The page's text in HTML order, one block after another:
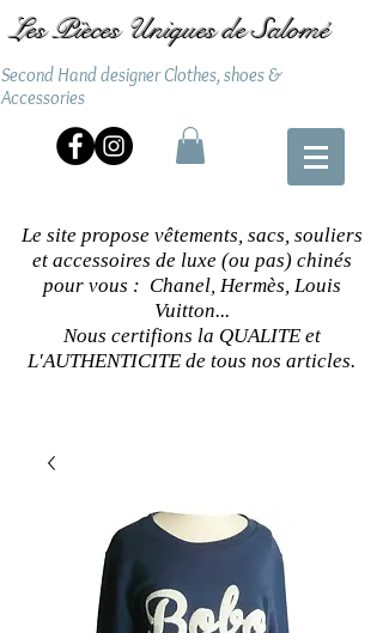
Les Pièces Uniques de Salomé
Second Hand designer Clothes, shoes &
Accessories
Le site propose vêtements, sacs, souliers
et accessoires de luxe (ou pas) chinés
pour vous : Chanel, Hermès, Louis
Vuitton...
Nous certifions la QUALITE et
L'AUTHENTICITE de tous nos articles.